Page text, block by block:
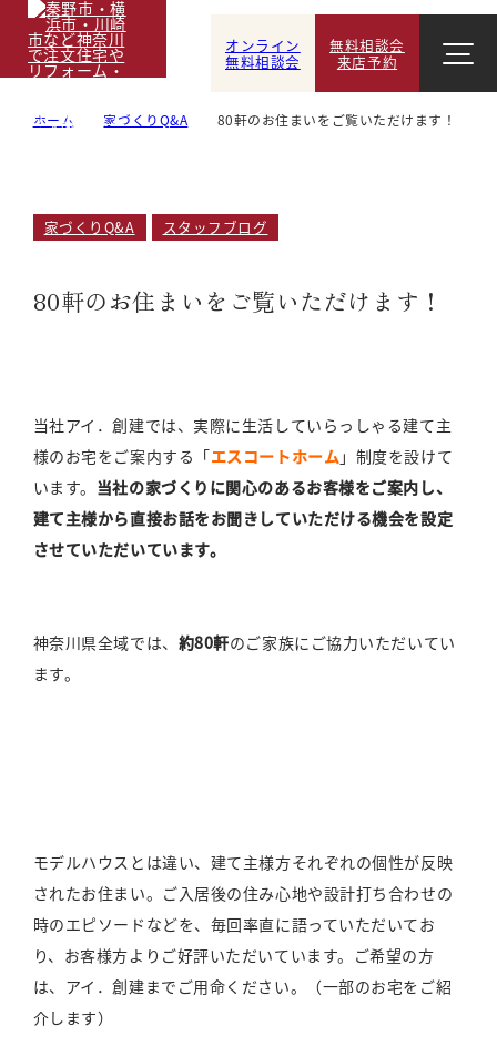
オンライン
無料相談会
無料相談会
来店予約
ホーム 家づくりQ&A 80軒のお住まいをご覧いただけます！
家づくりQ&A スタッフブログ
80軒のお住まいをご覧いただけます！
当社アイ．創建では、実際に生活していらっしゃる建て主
様のお宅をご案内する「エスコートホーム」制度を設けて
います。 当社の家づくりに関心のあるお客様をご案内し、
建て主様から直接お話をお聞きしていただける機会を設定
させていただいています。
神奈川県全域では、 約80軒のご家族にご協力いただいてい
ます。
モデルハウスとは違い、建て主様方それぞれの個性が反映
されたお住まい。ご入居後の住み心地や設計打ち合わせの
時のエピソードなどを、毎回率直に語っていただいてお
り、お客様方よりご好評いただいています。ご希望の方
は、アイ．創建までご用命ください。（一部のお宅をご紹
介します）